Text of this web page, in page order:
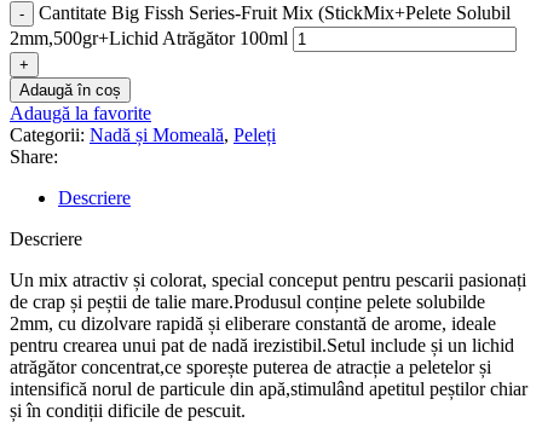
Cantitate Big Fissh Series-Fruit Mix (StickMix+Pelete Solubil
2mm,500gr+Lichid Atrăgător 100ml
Adaugă în coș
Adaugă la favorite
Categorii: Nadă și Momeală, Peleți
Share:
Descriere
Descriere
Un mix atractiv și colorat, special conceput pentru pescarii pasionați
de crap și peștii de talie mare.Produsul conține pelete solubilde
2mm, cu dizolvare rapidă și eliberare constantă de arome, ideale
pentru crearea unui pat de nadă irezistibil.Setul include și un lichid
atrăgător concentrat,ce sporește puterea de atracție a peletelor și
intensifică norul de particule din apă,stimulând apetitul peștilor chiar
și în condiții dificile de pescuit.